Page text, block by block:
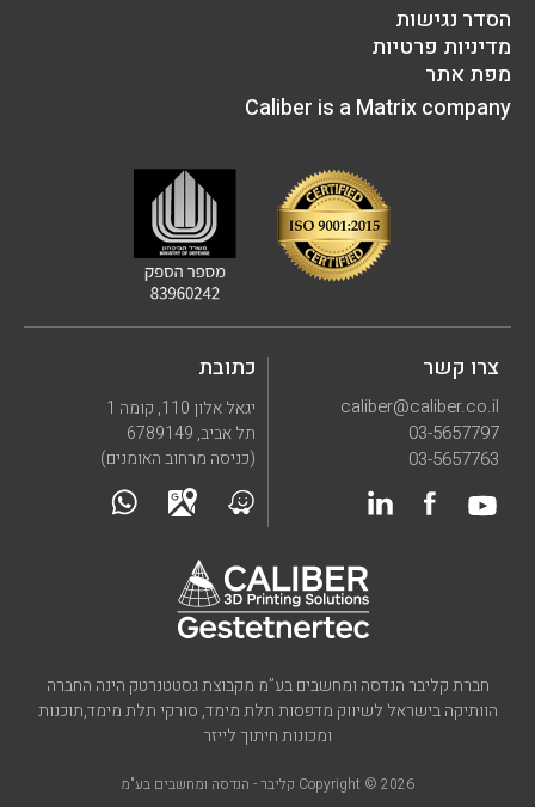
חברת קליבר הנדסה ומחשבים בע”מ מקבוצת גסטטנרטק הינה החברה
הוותיקה בישראל לשיווק מדפסות תלת מימד, סורקי תלת מימד,תוכנות
ומכונות חיתוך לייזר
Copyright © 2026 קליבר - הנדסה ומחשבים בע"מ
כתובת
יגאל אלון 110, קומה 1
תל אביב, 6789149
(כניסה מרחוב האומנים)
צרו קשר
caliber@caliber.co.il
03-5657797
03-5657763
הסדר נגישות
מדיניות פרטיות
מפת אתר
Caliber is a Matrix company